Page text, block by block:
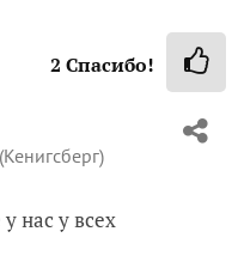
2 Спасибо!
нас у всех